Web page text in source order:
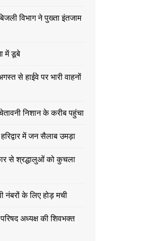
विभाग ने पुख्ता इंतजाम
में डूबे
से हाईवे पर भारी वाहनों
निशान के करीब पहुंचा
हरिद्वार में जन सैलाब उमड़ा
से श्रद्धालुओं को कुचला
नंबरों के लिए होड़ मची
अध्यक्ष की शिवभक्त